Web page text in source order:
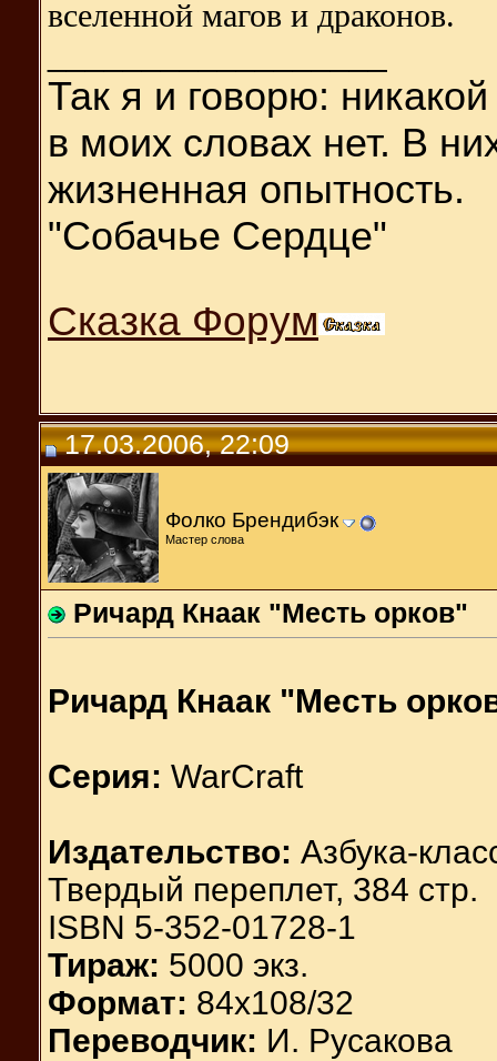
вселенной магов и драконов.
Так я и говорю:
в моих словах нет. В
жизненная опытность.
"Собачье Сердце"
Сказка Форум
17.03.2006, 22:09
Фолко Брендибэк
Мастер слова
Ричард Кнаак "Месть орков"
Ричард Кнаак "Месть
Серия: WarCraft
Издательство: Азбука-
Твердый переплет, 384 стр.
ISBN 5-352-01728-1
Тираж: 5000 экз.
Формат: 84x108/32
Переводчик: И. Русакова